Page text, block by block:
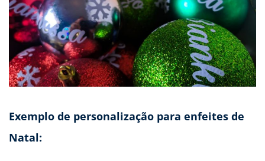
Exemplo de personalização para enfeites de
Natal: